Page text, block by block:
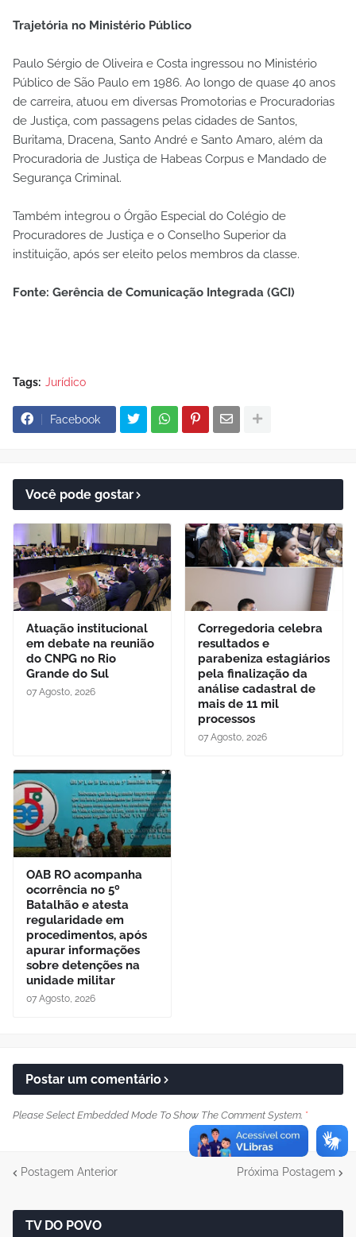
Trajetória no Ministério Público
Paulo Sérgio de Oliveira e Costa ingressou no Ministério
Público de São Paulo em 1986. Ao longo de quase 40 anos
de carreira, atuou em diversas Promotorias e Procuradorias
de Justiça, com passagens pelas cidades de Santos,
Buritama, Dracena, Santo André e Santo Amaro, além da
Procuradoria de Justiça de Habeas Corpus e Mandado de
Segurança Criminal.
Também integrou o Órgão Especial do Colégio de
Procuradores de Justiça e o Conselho Superior da
instituição, após ser eleito pelos membros da classe.
Fonte: Gerência de Comunicação Integrada (GCI)
Tags: Jurídico
Facebook
Você pode gostar
Atuação institucional
em debate na reunião
do CNPG no Rio
Grande do Sul
07 Agosto, 2026
Corregedoria celebra
resultados e
parabeniza estagiários
pela finalização da
análise cadastral de
mais de 11 mil
processos
07 Agosto, 2026
OAB RO acompanha
ocorrência no 5º
Batalhão e atesta
regularidade em
procedimentos, após
apurar informações
sobre detenções na
unidade militar
07 Agosto, 2026
Postar um comentário
Please Select Embedded Mode To Show The Comment System. *
Postagem Anterior Próxima Postagem
TV DO POVO